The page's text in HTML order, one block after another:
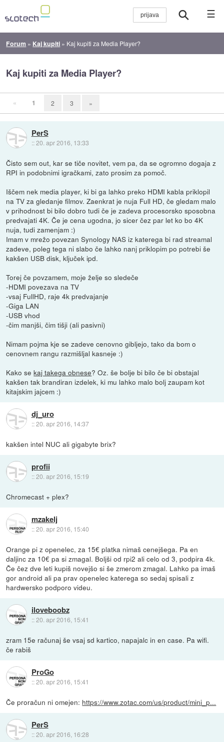
☰
Forum » Kaj kupiti » Kaj kupiti za Media Player?
Kaj kupiti za Media Player?
« 1 2 3 »
PerS
::20. apr 2016, 13:33
Čisto sem out, kar se tiče novitet, vem pa, da se ogromno dogaja z
RPI in podobnimi igračkami, zato prosim za pomoč.
Iščem nek media player, ki bi ga lahko preko HDMI kabla priklopil
na TV za gledanje filmov. Zaenkrat je nuja Full HD, če gledam malo
v prihodnost bi bilo dobro tudi če je zadeva procesorsko sposobna
predvajati 4K. Če je cena ugodna, jo sicer čez par let ko bo 4K
nuja, tudi zamenjam :)
Imam v mrežo povezan Synology NAS iz katerega bi rad streamal
zadeve, poleg tega ni slabo če lahko nanj priklopim po potrebi še
kakšen USB disk, ključek ipd.
Torej če povzamem, moje želje so sledeče
-HDMI povezava na TV
-vsaj FullHD, raje 4k predvajanje
-Giga LAN
-USB vhod
-čim manjši, čim tišji (ali pasivni)
Nimam pojma kje se zadeve cenovno gibljejo, tako da bom o
cenovnem rangu razmišljal kasneje :)
Kako sekaj takega obnese? Oz. še bolje bi bilo če bi obstajal
kakšen tak brandiran izdelek, ki mu lahko malo bolj zaupam kot
kitajskim jajcem :)
dj_uro
::20. apr 2016, 14:37
kakšen intel NUC ali gigabyte brix?
profii
::20. apr 2016, 15:19
Chromecast + plex?
mzakelj
::20. apr 2016, 15:40
Orange pi z openelec, za 15€ platka nimaš cenejšega. Pa en
daljinc za 10€ pa si zmagal. Boljši od rpi2 ali celo od 3, podpira 4k.
Če čez dve leti kupiš novejšo si še zmerom zmagal. Lahko pa imaš
gor android ali pa prav openelec katerega so sedaj spisali z
hardwersko podporo videu.
iloveboobz
::20. apr 2016, 15:41
zram 15e računaj še vsaj sd kartico, napajalc in en case. Pa wifi.
če rabiš
ProGo
::20. apr 2016, 15:41
Če proračun ni omejen: https://www.zotac.com/us/product/mini_p...
PerS
::20. apr 2016, 16:28